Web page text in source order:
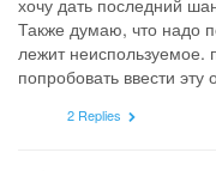
хочу дать последний
Также думаю, что надо
лежит неиспользуемое.
попробовать ввести эту
2 Replies